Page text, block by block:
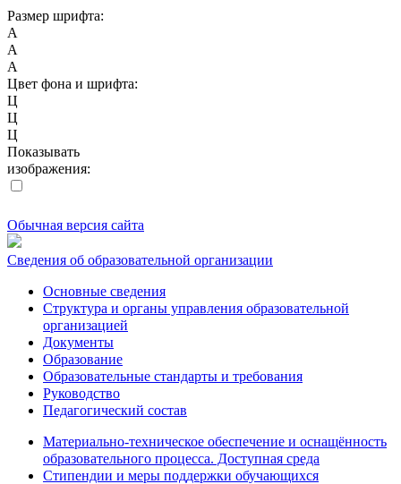
Размер шрифта:
A
A
A
Цвет фона и шрифта:
Ц
Ц
Ц
Показывать
изображения:
Обычная версия сайта
Сведения об образовательной организации
Основные сведения
Структура и органы управления образовательной
организацией
Документы
Образование
Образовательные стандарты и требования
Руководство
Педагогический состав
Материально-техническое обеспечение и оснащённость
образовательного процесса. Доступная среда
Стипендии и меры поддержки обучающихся